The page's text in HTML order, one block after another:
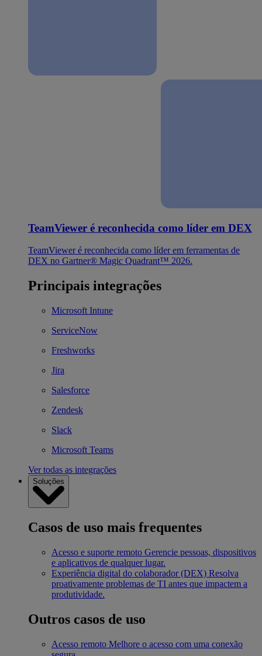
TeamViewer é reconhecida como líder em DEX
TeamViewer é reconhecida como líder em ferramentas de
DEX no Gartner® Magic Quadrant™ 2026.
Principais integrações
Microsoft Intune
ServiceNow
Freshworks
Jira
Salesforce
Zendesk
Slack
Microsoft Teams
Ver todas as integrações
Soluções
Casos de uso mais frequentes
Acesso e suporte remoto Gerencie pessoas, dispositivos
e aplicativos de qualquer lugar.
Experiência digital do colaborador (DEX) Resolva
proativamente problemas de TI antes que impactem a
produtividade.
Outros casos de uso
Acesso remoto Melhore o acesso com uma conexão